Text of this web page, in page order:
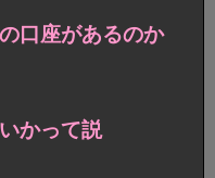
口座があるのか
かって説